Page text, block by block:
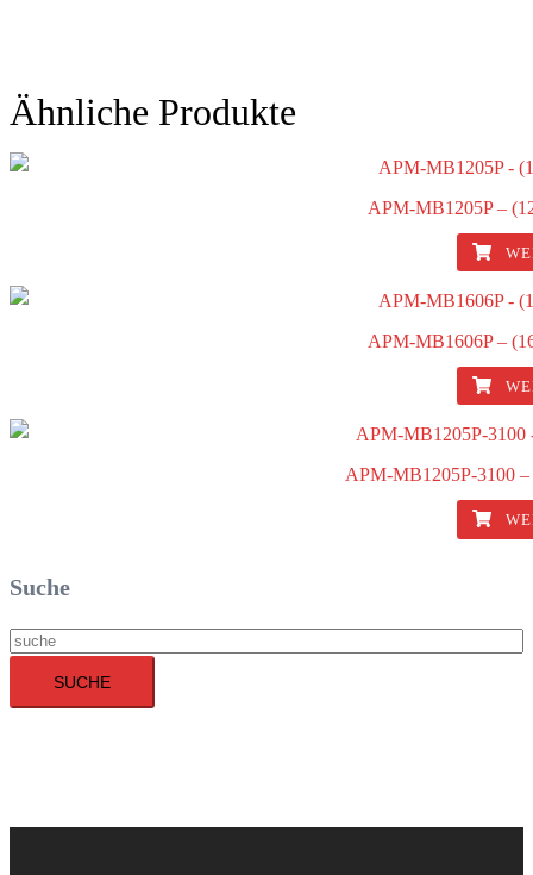
Ähnliche Produkte
APM-MB1205P –
APM-MB1606P –
APM-MB1205P-3100
Suche
Suche
SUCHE